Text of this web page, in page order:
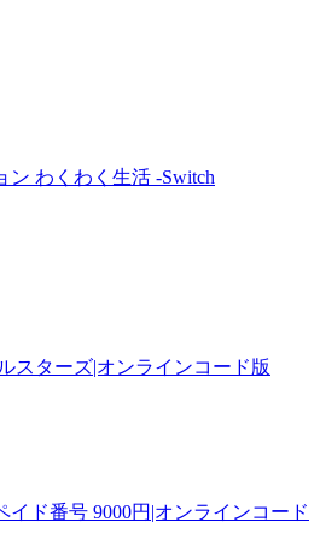
ン わくわく生活 -Switch
スターズ|オンラインコード版
イド番号 9000円|オンラインコード